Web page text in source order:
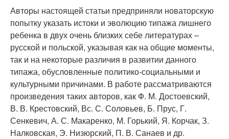
Авторы настоящей статьи предприняли новаторскую
попытку указать истоки и эволюцию типажа лишнего
ребенка в двух очень близких себе литературах –
русской и польской, указывая как на общие моменты,
так и на некоторые различия в развитии данного
типажа, обусловленные политико-социальными и
культурными причинами. В работе рассматриваются
произведения таких авторов, как Ф. М. Достоевский,
В. В. Крестовский, Вс. С. Соловьев, Б. Прус, Г.
Сенкевич, А. С. Макаренко, М. Горький, Я. Корчак, З.
Налковская, Э. Низюрский, П. В. Санаев и др.